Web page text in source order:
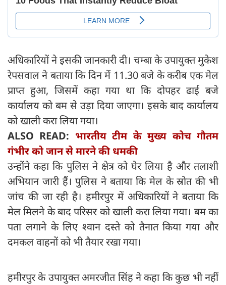
अधिकारियों ने इसकी जानकारी दी। चम्बा के उपायुक्त मुकेश
रेपसवाल ने बताया कि दिन में 11.30 बजे के करीब एक मेल
प्राप्त हुआ, जिसमें कहा गया था कि दोपहर ढाई बजे
कार्यालय को बम से उड़ा दिया जाएगा। इसके बाद कार्यालय
को खाली करा लिया गया।
ALSO READ: भारतीय टीम के मुख्य कोच गौतम
गंभीर को जान से मारने की धमकी
उन्होंने कहा कि पुलिस ने क्षेत्र को घेर लिया है और तलाशी
अभियान जारी हैं। पुलिस ने बताया कि मेल के स्रोत की भी
जांच की जा रही है। हमीरपुर में अधिकारियों ने बताया कि
मेल मिलने के बाद परिसर को खाली करा लिया गया। बम का
पता लगाने के लिए श्वान दस्ते को तैनात किया गया और
दमकल वाहनों को भी तैयार रखा गया।
हमीरपुर के उपायुक्त अमरजीत सिंह ने कहा कि कुछ भी नहीं